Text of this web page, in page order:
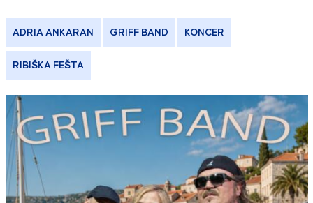
ADRIA ANKARAN GRIFF BAND KONCER
RIBIŠKA FEŠTA